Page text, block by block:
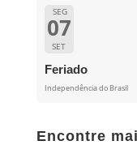
SEG
07
SET
Feriado
Independência do Brasil
Encontre